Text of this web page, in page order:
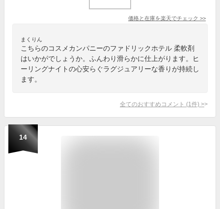
価格と在庫を楽天でチェック >>
まくりん
こちらのコスメカンパニーのファドリックホテル 柔軟剤
はいかがでしょうか。ふんわり滑らかに仕上がります。ヒ
ーリングナイトの心安らぐラグジュアリーな香りが持続し
ます。
全てのおすすめコメント (1 件) >
14